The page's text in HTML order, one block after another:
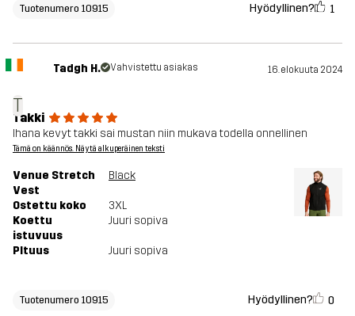
Tuotenumero 10915 Hyödyllinen? 1
T
Tadgh H. Vahvistettu asiakas 16. elokuuta 2024
Takki
Ihana kevyt takki sai mustan niin mukava todella onnellinen
Tämä on käännös. Näytä alkuperäinen teksti
Venue Stretch
Vest
Black
Ostettu koko
3XL
Koettu
istuvuus
Juuri sopiva
PItuus Juuri sopiva
Tuotenumero 10915 Hyödyllinen? 0